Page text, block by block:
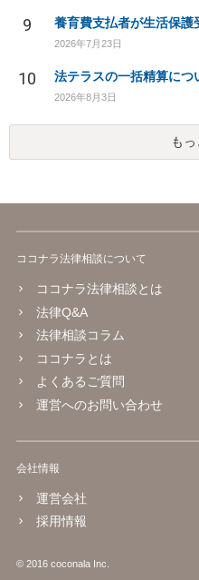
9 養育費支払者が生活保
2026年7月23日
10 法テラスの一括精算につ
2026年8月3日
も
ココナラ法律相談について
ココナラ法律相談とは
法律Q&A
法律相談コラム
ココナラとは
よくあるご質問
運営へのお問い合わせ
会社情報
運営会社
採用情報
© 2016 coconala Inc.